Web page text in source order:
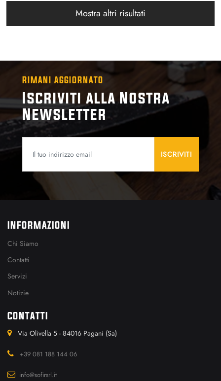
Mostra altri risultati
RIMANI AGGIORNATO
Iscriviti alla Nostra
Newsletter
INFORMAZIONI
Chi Siamo
Contatti
Servizi
Notizie
CONTATTI
Via Olivella 5 - 84016 Pagani (Sa)
+39 081 188 144 06
info@sofirsrl.it